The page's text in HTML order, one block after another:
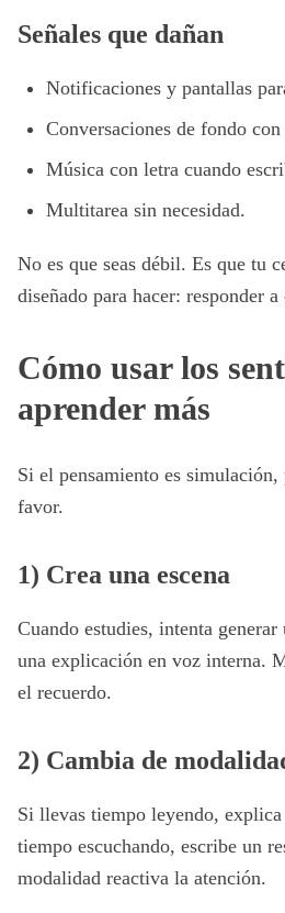
Señales que dañan
Notificaciones y pantallas
Conversaciones de fondo
Música con letra cuando
Multitarea sin necesidad.
No es que seas débil. Es que tu
diseñado para hacer: responder
Cómo usar los
aprender más
Si el pensamiento es simulación,
favor.
1) Crea una escena
Cuando estudies, intenta
una explicación en voz interna.
el recuerdo.
2) Cambia de
Si llevas tiempo leyendo,
tiempo escuchando, escribe un
modalidad reactiva la atención.